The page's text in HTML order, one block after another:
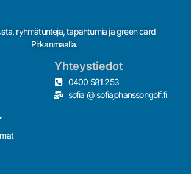
ryhmätunteja, tapahtumia ja green card
Pirkanmaalla.
Yhteystiedot
0400 581 253
sofia @ sofiajohanssongolf.fi